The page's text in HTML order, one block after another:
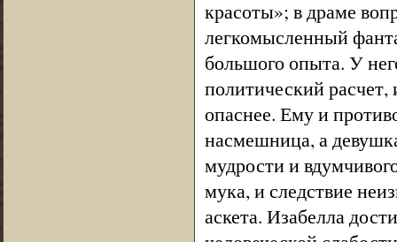
красоты»; в драме
легкомысленный
большого опыта. У
политический расчет,
опаснее. Ему и
насмешница, а
мудрости и
мука, и следствие
аскета. Изабелла